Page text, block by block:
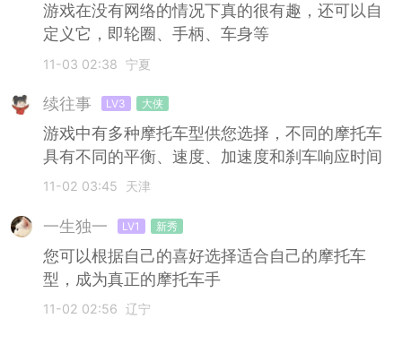
游戏在没有网络的情况下真的很有趣，还可以自
定义它，即轮圈、手柄、车身等
11-03 02:38 宁夏
续往事 LV3 大侠
游戏中有多种摩托车型供您选择，不同的摩托车
具有不同的平衡、速度、加速度和刹车响应时间
11-02 03:45 天津
一生独一 LV1 新秀
您可以根据自己的喜好选择适合自己的摩托车
型，成为真正的摩托车手
11-02 02:56 辽宁